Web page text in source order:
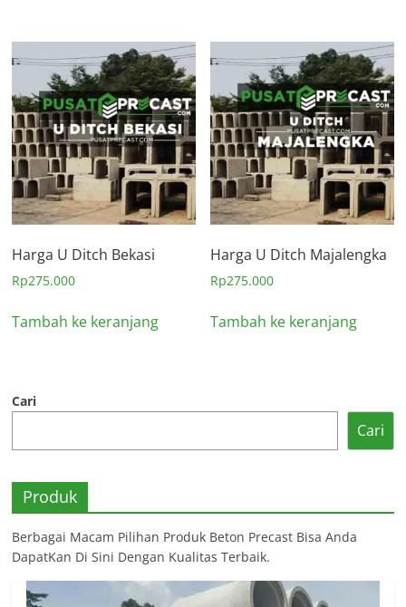
Harga U Ditch Bekasi
Rp275.000
Tambah ke keranjang
Harga U Ditch Majalengka
Rp275.000
Tambah ke keranjang
Cari
Cari
Produk
Berbagai Macam Pilihan Produk Beton Precast Bisa Anda
DapatKan Di Sini Dengan Kualitas Terbaik.